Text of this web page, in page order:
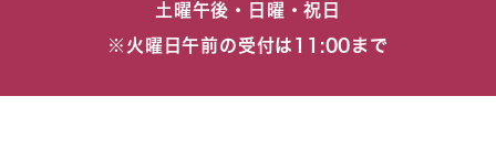
土曜午後・日曜・祝日
※火曜日午前の受付は11:00まで